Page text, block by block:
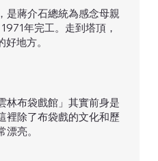
是蔣介石總統為感念母親
年完工。走到塔頂，
地方。
林布袋戲館」其實前身是
裡除了布袋戲的文化和歷
亮。